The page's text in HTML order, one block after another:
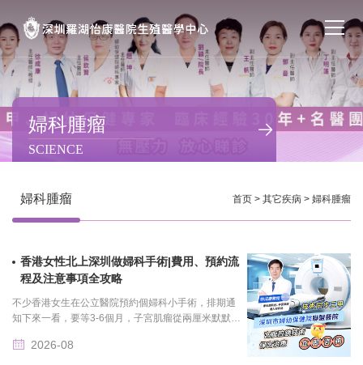
首页
私密處整形
不孕不育
特色门诊
計劃生育
婦科腫瘤
SCIENCE
婦科腫瘤 首页 > 其它疾病 > 婦科腫瘤
香港女性北上深圳做婦科手術|費用、預約流
程及注意事項全攻略
不少香港女生在公立醫院預約個婦科小手術，排期通
知下來一看，要等3-6個月，子宮肌瘤從兩厘米默默長
手術日。轉頭問私......
2026-08